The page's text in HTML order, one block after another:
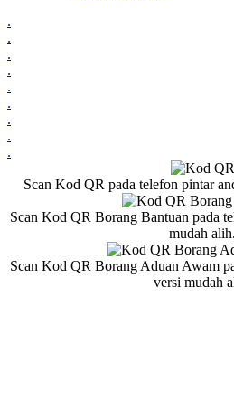
.
.
.
.
.
.
.
.
.
Scan Kod QR pada telefon pintar
Scan Kod QR Borang Bantuan pada
mudah alih.
Scan Kod QR Borang Aduan Awam
versi mudah